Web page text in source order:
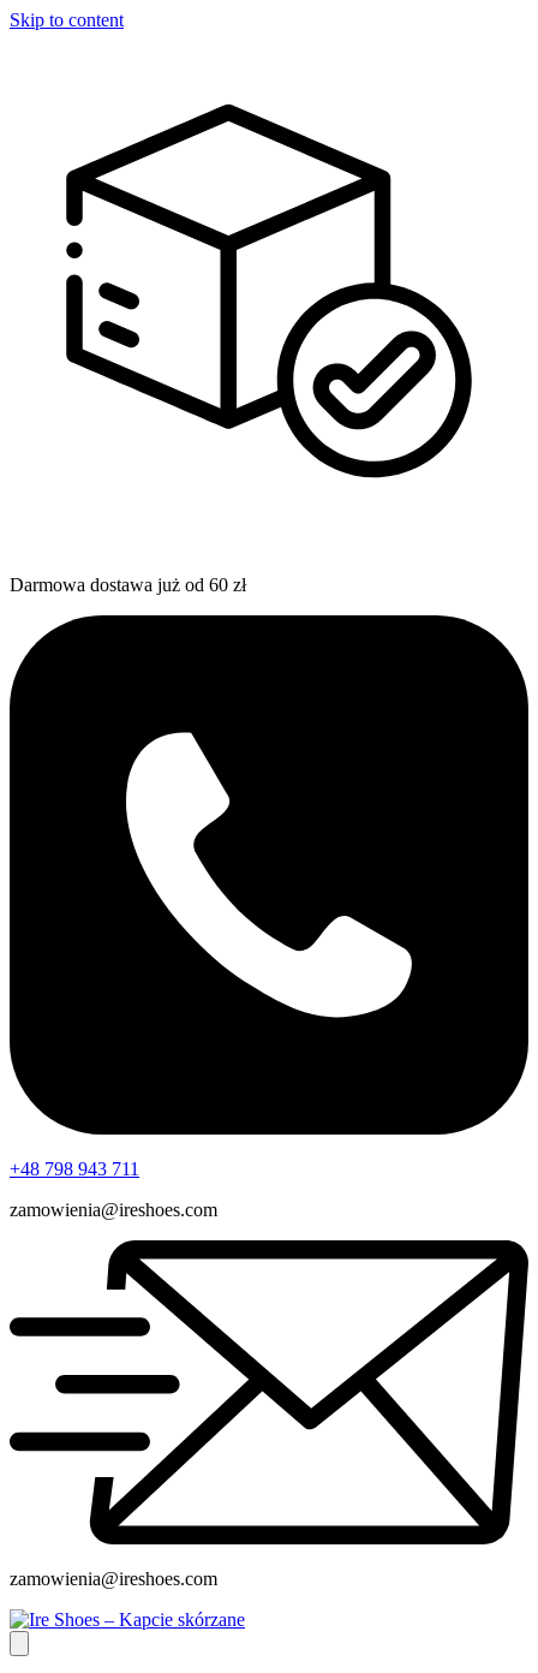
Skip to content
Darmowa dostawa już od 60 zł
+48 798 943 711
zamowienia@ireshoes.com
zamowienia@ireshoes.com